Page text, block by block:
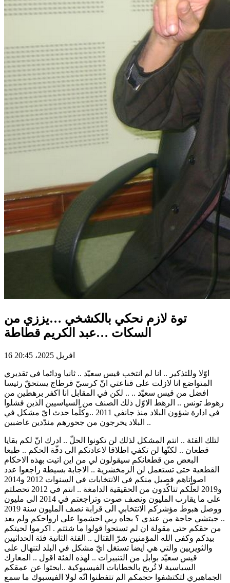
توة لازم نحكي بالكشخي …يززي من
السكات …عبد الكريم قطاطة
16 افريل 2025، 20:45
اوّلا وللتذكير .. انا لم انتخب قيس سعيّد .. ثانيا ودائما في تقديري
المتواضع انا لازلت على قناعتي انّ كرسيّ قرطاج يستحقّ رئيسا
افضل من قيس سعيّد .. .. لكن في المقابل انا اكفر برهطين من
رهوط تونس .. الرهط الاوّل ذلك الصنف من السياسيين الذين فشلوا
في ادارة شؤون البلاد منذ جانفي 2011 ..وكلّما حدث ايّ مشكل في
البلاد يخرجون من جحورهم مندّدين غاضبين ..
لتلك الفئة .. انتم المشكل لذلك لن تكونوا الحلّ .. ادرك انّ لكم بقايا
قطعان .. لكنّها لن تكفي اطلاقا لاعادتكم الى دفّة الحكم .. طبعا
البعض من قطعانكم سيقولون لي من اين اتيت بهذه الاحكام
القطعية حتى تستعمل لن الزمخشرية .. الاجابة بسيطة راجعوا عدد
اصواتاهم فصيل منكم في الانتخابات في السنوات 2012 و2014
و2019 لعلّكم تتاكّدون من الحقيقية الدامغة .. انتم في 2012 تحصلتم
على ما يقارب المليون ونصف صوت وتراجعتم في 2014 الى مليون
ووصل هبوط مؤشركم الانتخابي الى قرابة نصف المليون سنة 2019
.. جبتشي حاجة من عندي ؟ بجاه ربي احشموا على ارواحكم ولم يعد
من حقكم حتى مقولة ان لم تستحوا قولوا ما شئتم . اكرموا لحيتكم
بيدكم وكفى الله المؤمنين شرّ القتال .. الفئة الثانية فئة الحداثيين
والثويريين والتي هي ايضا تستغل ايّ مشكل في البلد لتنهال على
قيس سعيّد بوابل من التنبيرات .. لهذه الفئة اقول .. المعارك
السياسية لا تُربح بالخطابات الفيسبوكية ..ابحثوا عن عمقكم
الجماهيري لتكتشفوا حجمكم الم تتفطنوا انّه لولا الفيسبوك ما سمع